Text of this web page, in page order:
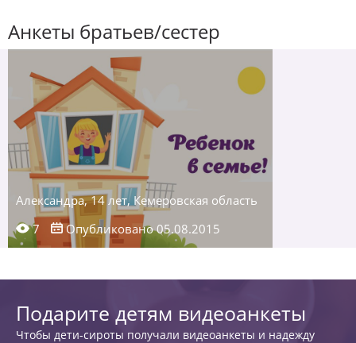
Анкеты братьев/сестер
Александра, 14 лет, Кемеровская область
7
Опубликовано 05.08.2015
Подарите детям видеоанкеты
Чтобы дети-сироты получали видеоанкеты и надежду